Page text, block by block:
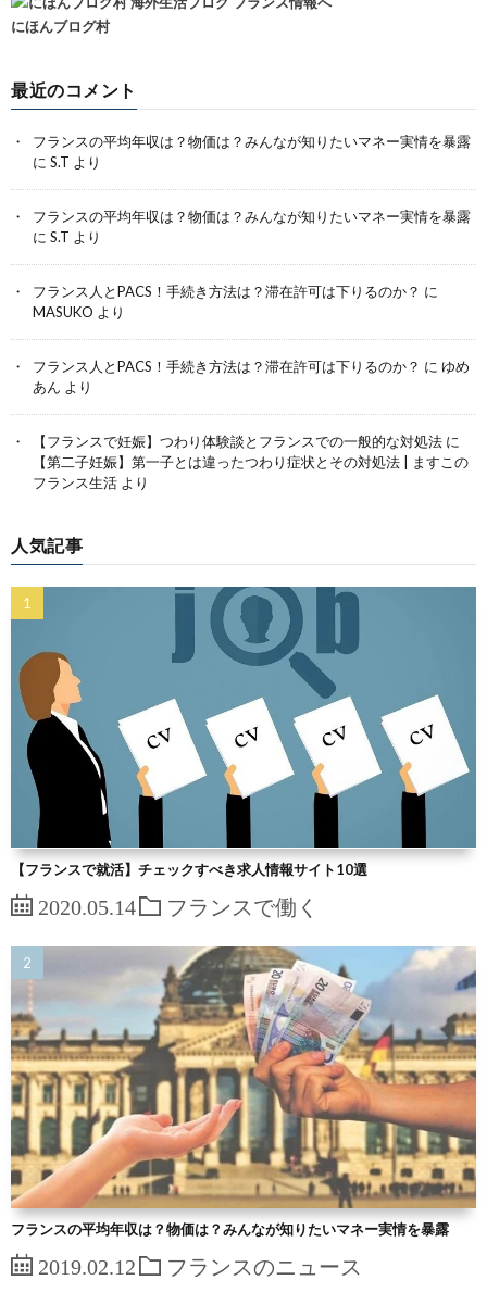
にほんブログ村
最近のコメント
フランスの平均年収は？物価は？みんなが知りたいマネー実情を暴露
に S.T より
フランスの平均年収は？物価は？みんなが知りたいマネー実情を暴露
に S.T より
フランス人とPACS！手続き方法は？滞在許可は下りるのか？ に
MASUKO より
フランス人とPACS！手続き方法は？滞在許可は下りるのか？ に ゆめ
あん より
【フランスで妊娠】つわり体験談とフランスでの一般的な対処法 に
【第二子妊娠】第一子とは違ったつわり症状とその対処法 | ますこの
フランス生活 より
人気記事
【フランスで就活】チェックすべき求人情報サイト10選
2020.05.14 フランスで働く
フランスの平均年収は？物価は？みんなが知りたいマネー実情を暴露
2019.02.12 フランスのニュース